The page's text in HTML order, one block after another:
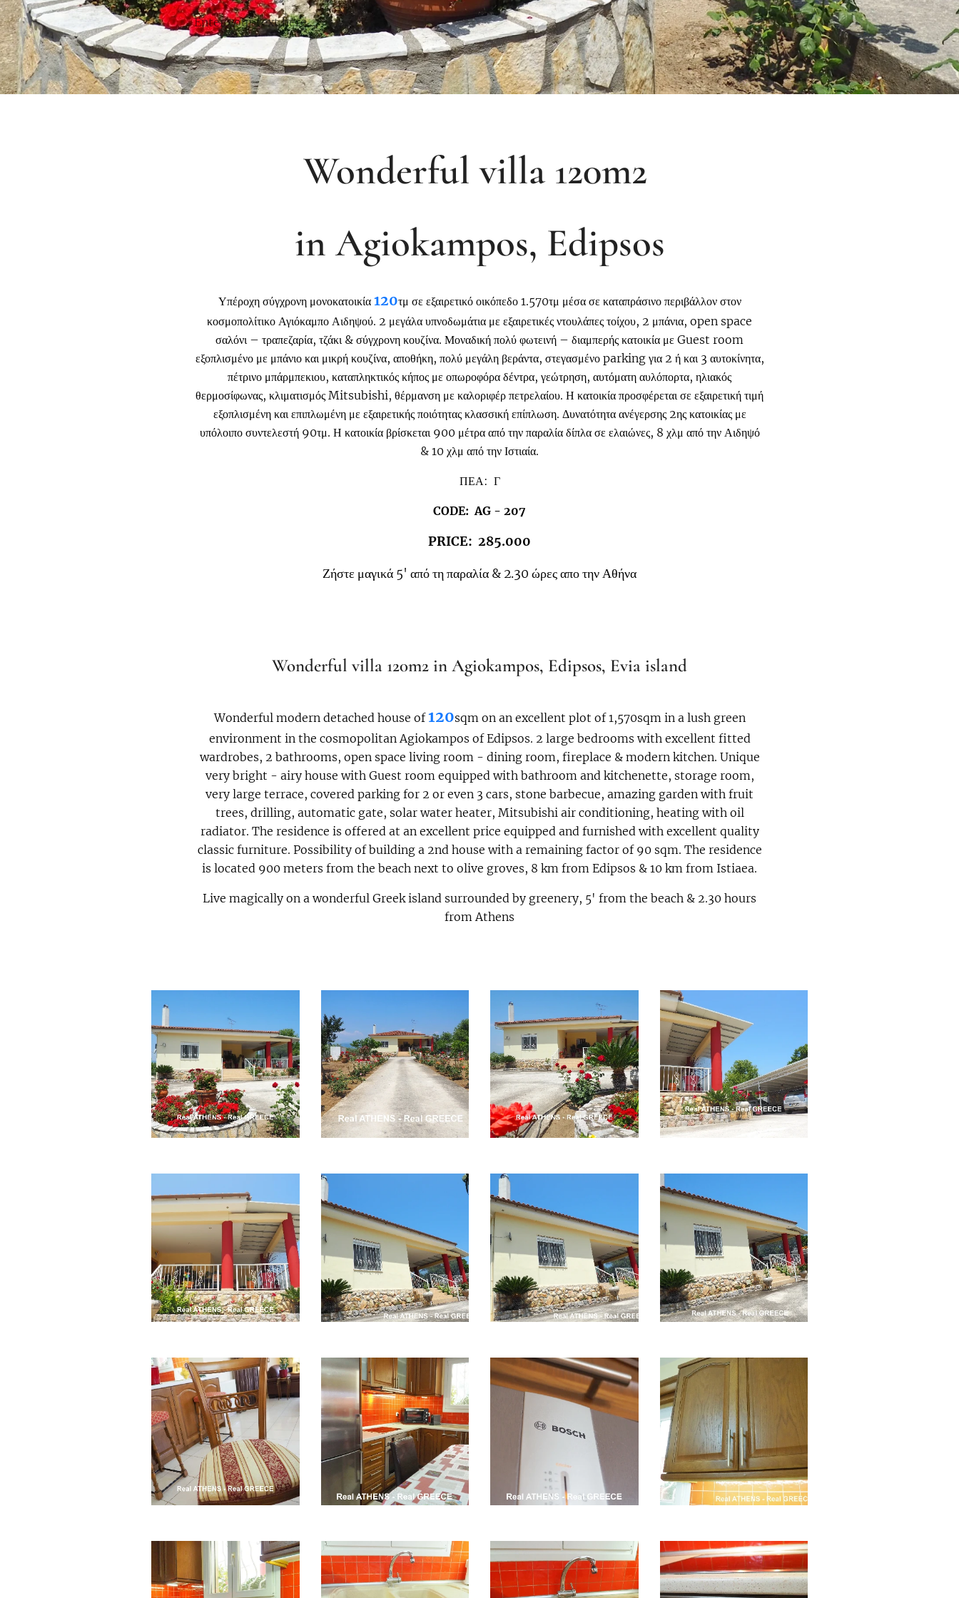
Enter your text here...
Wonderful villa 120m2
in Agiokampos, Edipsos
Υπέροχη σύγχρονη μονοκατοικία 120τμ σε εξαιρετικό οικόπεδο 1.570τμ μέσα σε καταπράσινο περιβάλλον στον
κοσμοπολίτικο Αγιόκαμπο Αιδηψού. 2 μεγάλα υπνοδωμάτια με εξαιρετικές ντουλάπες τοίχου, 2 μπάνια, open space
σαλόνι – τραπεζαρία, τζάκι & σύγχρονη κουζίνα. Μοναδική πολύ φωτεινή – διαμπερής κατοικία με Guest room
εξοπλισμένο με μπάνιο και μικρή κουζίνα, αποθήκη, πολύ μεγάλη βεράντα, στεγασμένο parking για 2 ή και 3 αυτοκίνητα,
πέτρινο μπάρμπεκιου, καταπληκτικός κήπος με οπωροφόρα δέντρα, γεώτρηση, αυτόματη αυλόπορτα, ηλιακός
θερμοσίφωνας, κλιματισμός Mitsubishi, θέρμανση με καλοριφέρ πετρελαίου. Η κατοικία προσφέρεται σε εξαιρετική τιμή
εξοπλισμένη και επιπλωμένη με εξαιρετικής ποιότητας κλασσική επίπλωση. Δυνατότητα ανέγερσης 2ης κατοικίας με
υπόλοιπο συντελεστή 90τμ. Η κατοικία βρίσκεται 900 μέτρα από την παραλία δίπλα σε ελαιώνες, 8 χλμ από την Αιδηψό
& 10 χλμ από την Ιστιαία.
ΠΕΑ: Γ
CODE: AG - 207
PRICE: 285.000
Ζήστε μαγικά 5' από τη παραλία & 2.30 ώρες απο την Αθήνα
Wonderful villa 120m2 in Agiokampos, Edipsos, Evia island
Wonderful modern detached house of120sqm on an excellent plot of 1,570sqm in a lush green
environment in the cosmopolitan Agiokampos of Edipsos. 2 large bedrooms with excellent fitted
wardrobes, 2 bathrooms, open space living room - dining room, fireplace & modern kitchen. Unique
very bright - airy house with Guest room equipped with bathroom and kitchenette, storage room,
very large terrace, covered parking for 2 or even 3 cars, stone barbecue, amazing garden with fruit
trees, drilling, automatic gate, solar water heater, Mitsubishi air conditioning, heating with oil
radiator. The residence is offered at an excellent price equipped and furnished with excellent quality
classic furniture. Possibility of building a 2nd house with a remaining factor of 90 sqm. The residence
is located 900 meters from the beach next to olive groves, 8 km from Edipsos & 10 km from Istiaea.
Live magically on a wonderful Greek island surrounded by greenery, 5' from the beach & 2.30 hours
from Athens